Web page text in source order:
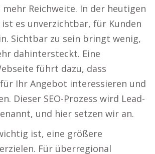
Reichweite. In der heutigen
es unverzichtbar, für Kunden
Sichtbar zu sein bringt wenig,
dahintersteckt. Eine
führt dazu, dass
Ihr Angebot interessieren und
Dieser SEO-Prozess wird Lead-
und hier setzen wir an.
ist, eine größere
Für überregional